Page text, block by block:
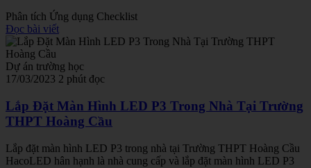
Phân tích Ứng dụng Checklist
Đọc bài viết
Dự án trường học
17/03/2023 2 phút đọc
Lắp Đặt Màn Hình LED P3 Trong Nhà Tại Trường
THPT Hoàng Cầu
Lắp đặt màn hình LED P3 trong nhà tại Trường THPT Hoàng Cầu
HacoLED hân hạnh là nhà cung cấp và lắp đặt màn hình LED P3